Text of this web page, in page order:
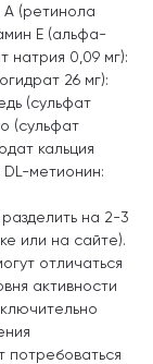
A (ретинола
Е (альфа-
натрия 0,09 мг):
26 мг):
(сульфат
(сульфат
кальция
DL-метионин:
на 2-3
или на сайте).
отличаться
активности
потребоваться